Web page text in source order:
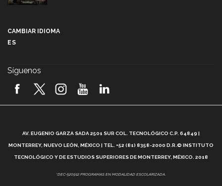
2026! (video)
¿Cómo es el Modelo Educativo Tec? (video)
Vida Tec: Feminismo e Inteligencia Artificial, Paola
CAMBIAR IDIOMA
ES
Síguenos
AV. EUGENIO GARZA SADA 2501 SUR COL. TECNOLÓGICO C.P. 64849 |
MONTERREY, NUEVO LEÓN, MÉXICO | TEL. +52 (81) 8358-2000 D.R.© INSTITUTO
TECNOLÓGICO Y DE ESTUDIOS SUPERIORES DE MONTERREY, MÉXICO. 2018
*DEC-520912 PROGRAMAS EN MODALIDAD ESCOLARIZADA.